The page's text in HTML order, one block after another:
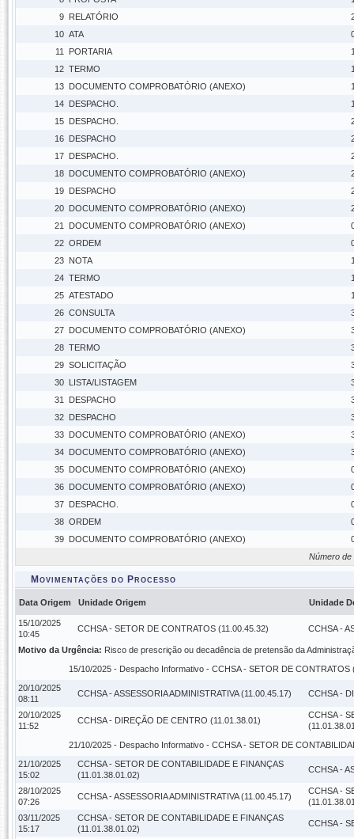
9 RELATÓRIO
10 ATA
11
PORTARIA
12 TERMO
13 DOCUMENTO COMPROBATÓRIO (ANEXO)
14 DESPACHO.
15 DESPACHO.
16 DESPACHO
17 DESPACHO.
18 DOCUMENTO COMPROBATÓRIO (ANEXO)
19 DESPACHO
20 DOCUMENTO COMPROBATÓRIO (ANEXO)
21
DOCUMENTO COMPROBATÓRIO (ANEXO)
22 ORDEM
23 NOTA
24 TERMO
25 ATESTADO
26 CONSULTA
27 DOCUMENTO COMPROBATÓRIO (ANEXO)
28 TERMO
29 SOLICITAÇÃO
30 LISTA/LISTAGEM
31
DESPACHO
32 DESPACHO
33 DOCUMENTO COMPROBATÓRIO (ANEXO)
34 DOCUMENTO COMPROBATÓRIO (ANEXO)
35 DOCUMENTO COMPROBATÓRIO (ANEXO)
36 DOCUMENTO COMPROBATÓRIO (ANEXO)
37 DESPACHO.
38 ORDEM
39 DOCUMENTO COMPROBATÓRIO (ANEXO)
Número
Movimentações do Processo
Data Origem Unidade Origem Unidade
15/10/2025
10:45
CCHSA - SETOR DE CONTRATOS (11.00.45.32) CCHSA -
Motivo da Urgência: Risco de prescrição ou decadência de pretensão da
15/10/2025 - Despacho Informativo - CCHSA - SETOR DE CONTRATOS
20/10/2025
08:11
CCHSA - ASSESSORIA ADMINISTRATIVA (11.00.45.17) CCHSA -
20/10/2025
11:52
CCHSA - DIREÇÃO DE CENTRO (11.01.38.01)
CCHSA -
21/10/2025 - Despacho Informativo - CCHSA - SETOR DE
21/10/2025
15:02
CCHSA - SETOR DE CONTABILIDADE E FINANÇAS
(11.01.38.01.02)
CCHSA -
28/10/2025
07:26
CCHSA - ASSESSORIA ADMINISTRATIVA (11.00.45.17)
CCHSA -
03/11/2025
15:17
CCHSA - SETOR DE CONTABILIDADE E FINANÇAS
(11.01.38.01.02)
CCHSA -